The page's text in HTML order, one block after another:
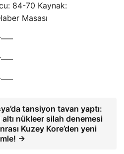
84-70 Kaynak:
Masası
tansiyon tavan yaptı:
altı nükleer silah denemesi
Kuzey Kore’den yeni
→